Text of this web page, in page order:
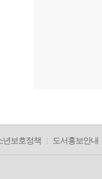
년보호정책 도서홍보안내